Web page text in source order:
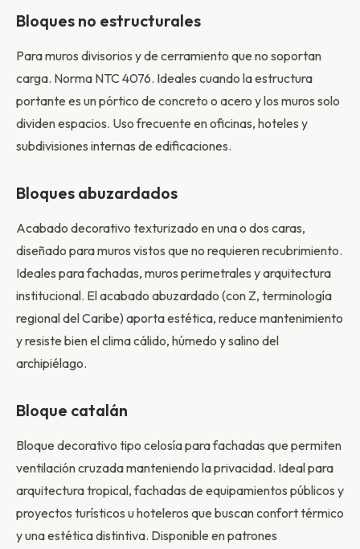
Bloques no estructurales
Para muros divisorios y de cerramiento que no soportan
carga. Norma NTC 4076. Ideales cuando la estructura
portante es un pórtico de concreto o acero y los muros solo
dividen espacios. Uso frecuente en oficinas, hoteles y
subdivisiones internas de edificaciones.
Bloques abuzardados
Acabado decorativo texturizado en una o dos caras,
diseñado para muros vistos que no requieren recubrimiento.
Ideales para fachadas, muros perimetrales y arquitectura
institucional. El acabado abuzardado (con Z, terminología
regional del Caribe) aporta estética, reduce mantenimiento
y resiste bien el clima cálido, húmedo y salino del
archipiélago.
Bloque catalán
Bloque decorativo tipo celosía para fachadas que permiten
ventilación cruzada manteniendo la privacidad. Ideal para
arquitectura tropical, fachadas de equipamientos públicos y
proyectos turísticos u hoteleros que buscan confort térmico
y una estética distintiva. Disponible en patrones